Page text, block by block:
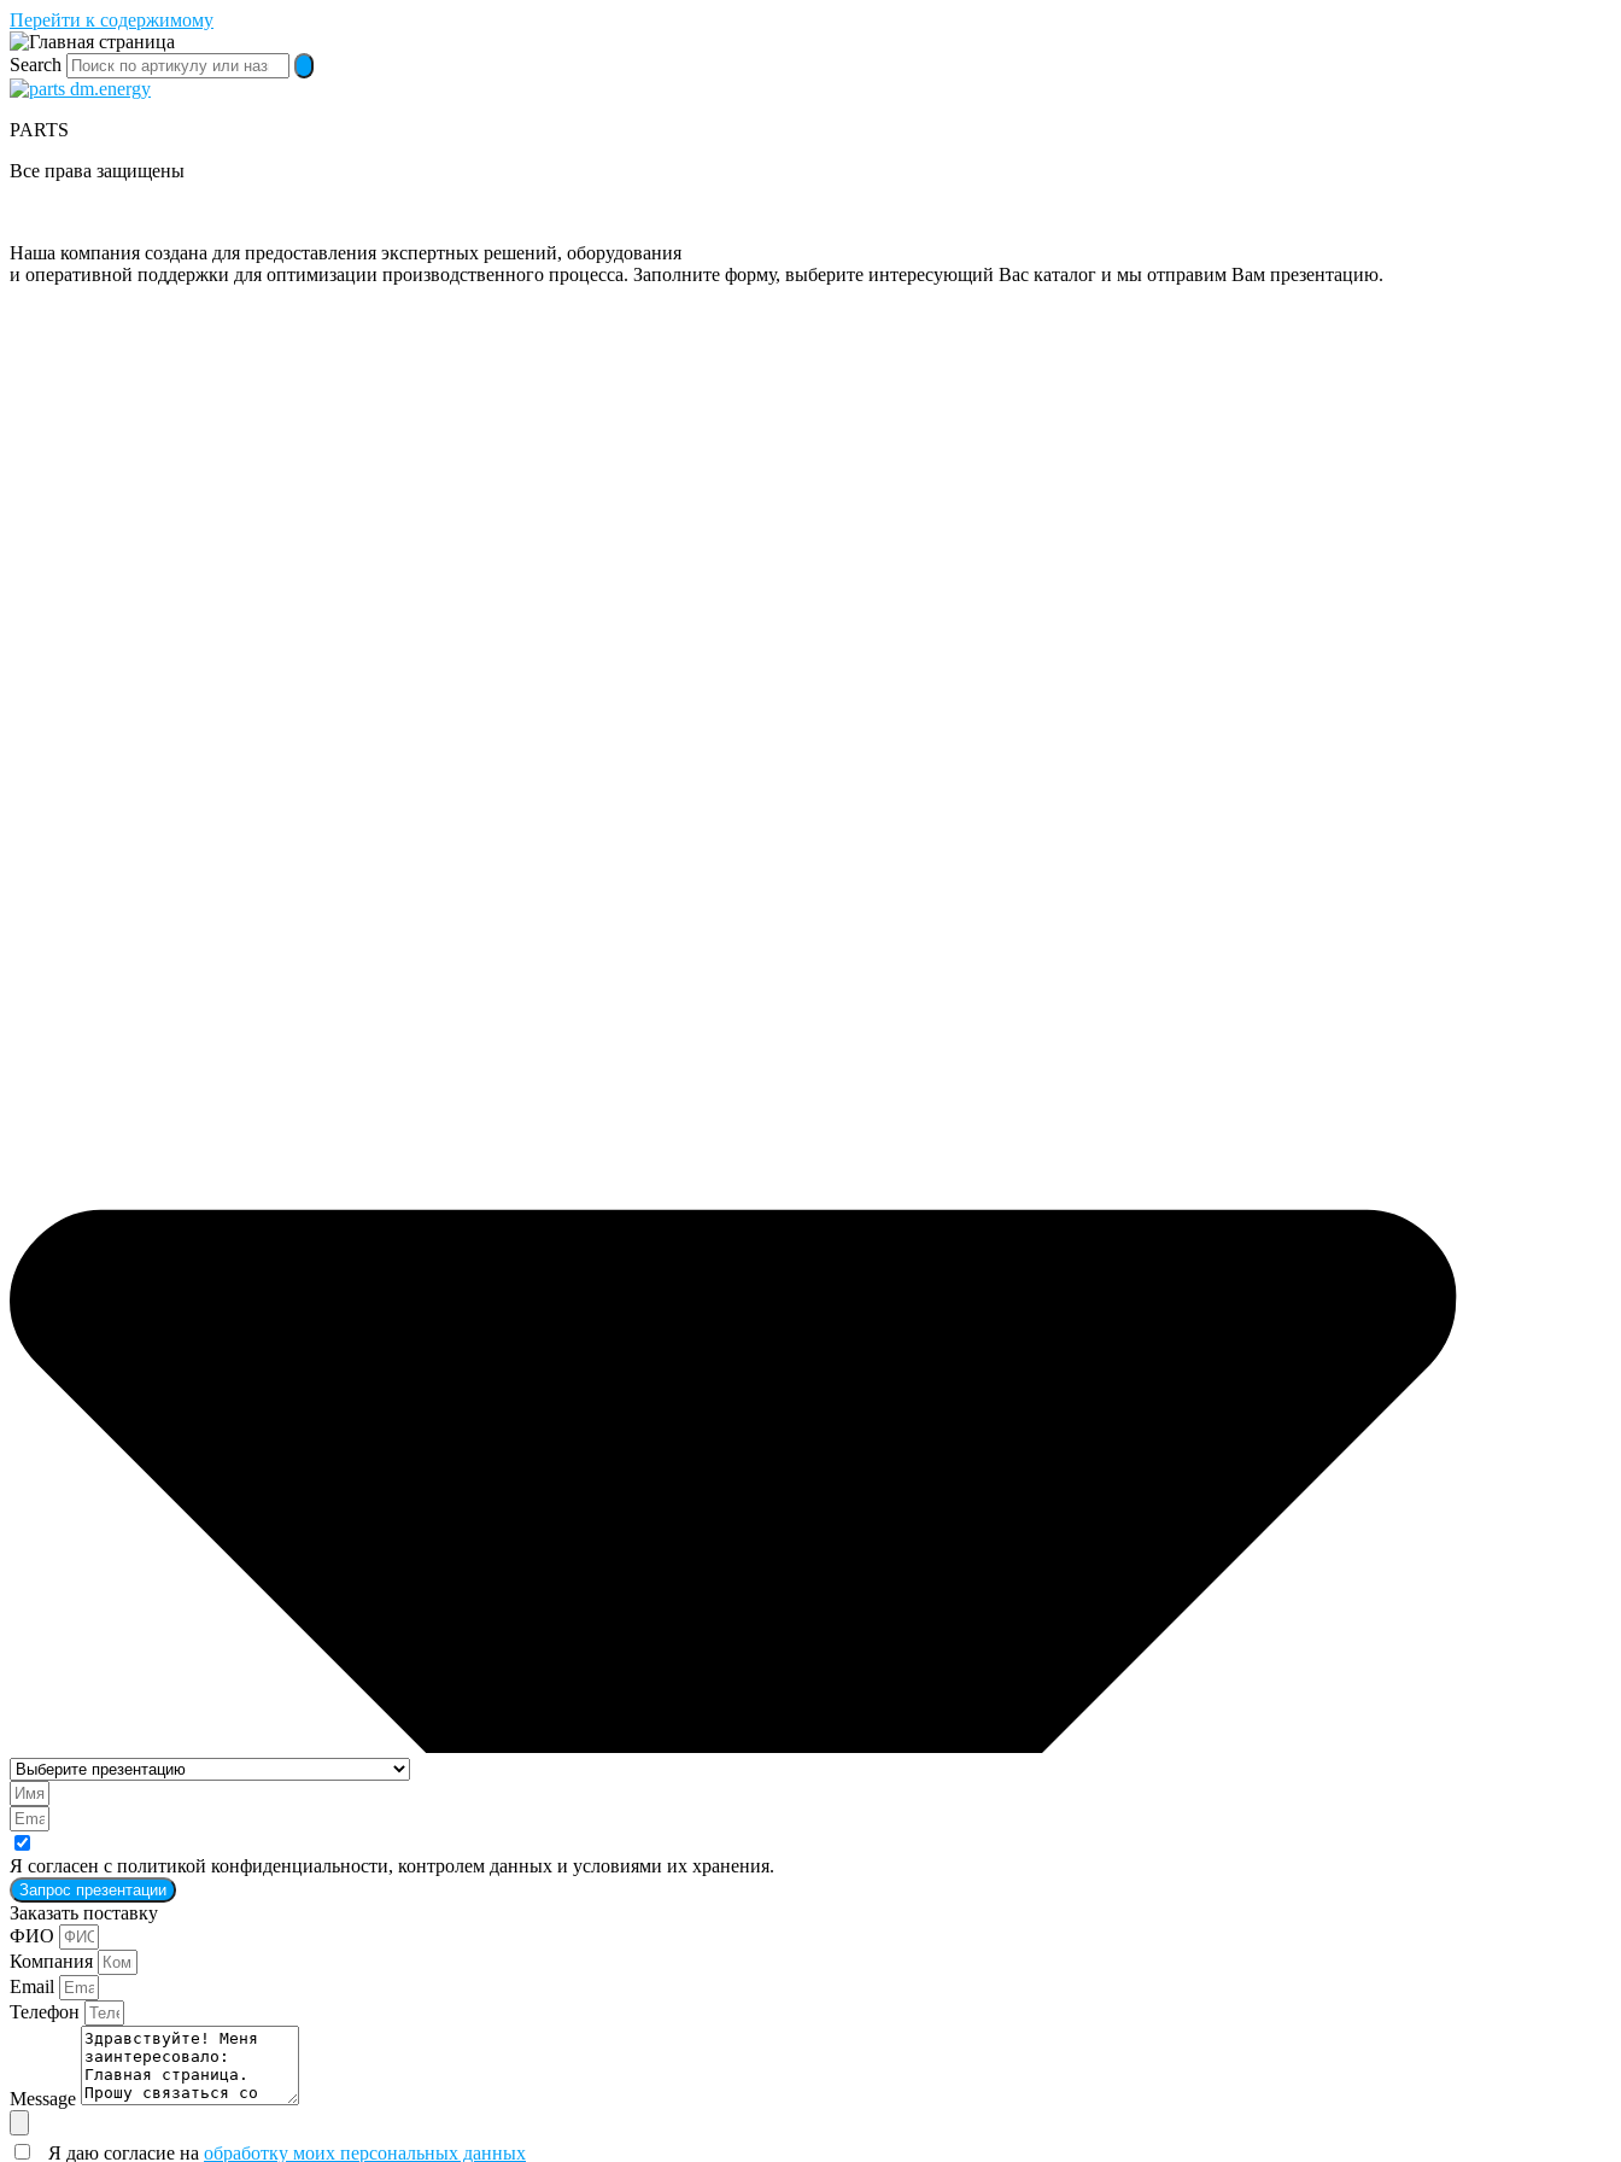
Перейти к содержимому
Search
PARTS
Все права защищены
Наша компания создана для предоставления экспертных решений, оборудования
и оперативной поддержки для оптимизации производственного процесса. Заполните форму, выберите интересующий Вас каталог и мы отправим Вам презентацию.
Я согласен с политикой конфиденциальности, контролем данных и условиями их хранения.
Запрос презентации
Заказать поставку
ФИО
Компания
Email
Телефон
Message
Я даю согласие на обработку моих персональных данных